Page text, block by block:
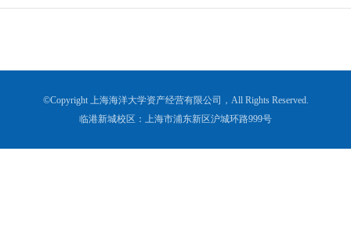
©Copyright 上海海洋大学资产经营有限公司，All Rights Reserved.
临港新城校区：上海市浦东新区沪城环路999号